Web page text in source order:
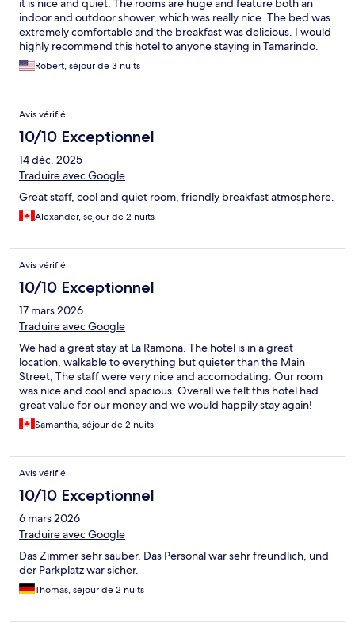
it is nice and quiet. The rooms are huge and feature both an
indoor and outdoor shower, which was really nice. The bed was
extremely comfortable and the breakfast was delicious. I would
highly recommend this hotel to anyone staying in Tamarindo.
Robert, séjour de 3 nuits
Avis vérifié
10/10 Exceptionnel
14 déc. 2025
Traduire avec Google
Great staff, cool and quiet room, friendly breakfast atmosphere.
Alexander, séjour de 2 nuits
Avis vérifié
10/10 Exceptionnel
17 mars 2026
Traduire avec Google
We had a great stay at La Ramona. The hotel is in a great
location, walkable to everything but quieter than the Main
Street, The staff were very nice and accomodating. Our room
was nice and cool and spacious. Overall we felt this hotel had
great value for our money and we would happily stay again!
Samantha, séjour de 2 nuits
Avis vérifié
10/10 Exceptionnel
6 mars 2026
Traduire avec Google
Das Zimmer sehr sauber. Das Personal war sehr freundlich, und
der Parkplatz war sicher.
Thomas, séjour de 2 nuits